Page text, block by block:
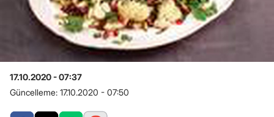
17.10.2020 - 07:37
Güncelleme: 17.10.2020 - 07:50